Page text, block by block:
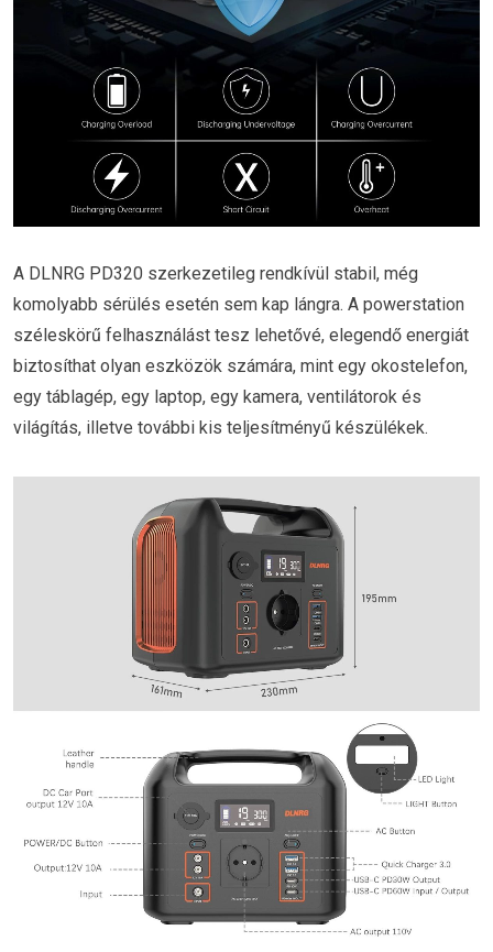
A DLNRG PD320 szerkezetileg rendkívül stabil, még
komolyabb sérülés esetén sem kap lángra. A powerstation
széleskörű felhasználást tesz lehetővé, elegendő energiát
biztosíthat olyan eszközök számára, mint egy okostelefon,
egy táblagép, egy laptop, egy kamera, ventilátorok és
világítás, illetve további kis teljesítményű készülékek.